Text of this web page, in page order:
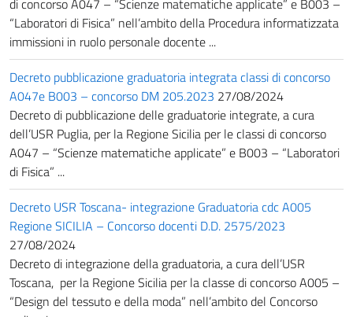
di concorso A047 – “Scienze matematiche applicate” e B003 –
“Laboratori di Fisica” nell’ambito della Procedura informatizzata
immissioni in ruolo personale docente ...
Decreto pubblicazione graduatoria integrata classi di concorso
A047e B003 – concorso DM 205.2023 27/08/2024
Decreto di pubblicazione delle graduatorie integrate, a cura
dell’USR Puglia, per la Regione Sicilia per le classi di concorso
A047 – “Scienze matematiche applicate” e B003 – “Laboratori
di Fisica” ...
Decreto USR Toscana- integrazione Graduatoria cdc A005
Regione SICILIA – Concorso docenti D.D. 2575/2023
27/08/2024
Decreto di integrazione della graduatoria, a cura dell’USR
Toscana, per la Regione Sicilia per la classe di concorso A005 –
“Design del tessuto e della moda” nell’ambito del Concorso